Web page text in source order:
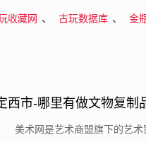
收藏网 、 古玩数据库 、 金
西市-哪里有做文物复制
美术网是艺术商盟旗下的艺